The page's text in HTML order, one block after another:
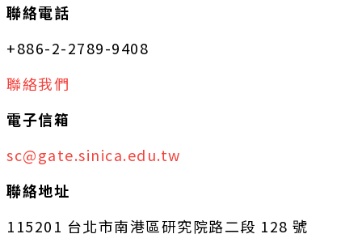
聯絡電話
+886-2-2789-9408
聯絡我們
電子信箱
sc@gate.sinica.edu.tw
聯絡地址
115201 台北市南港區研究院路二段 128 號